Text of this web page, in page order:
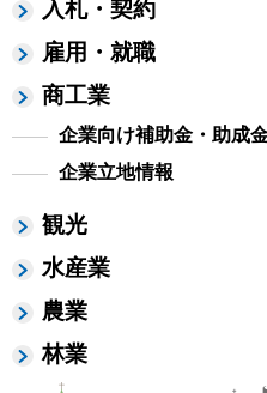
入札・契約
雇用・就職
商工業
企業向け補助金・助成
企業立地情報
観光
水産業
農業
林業